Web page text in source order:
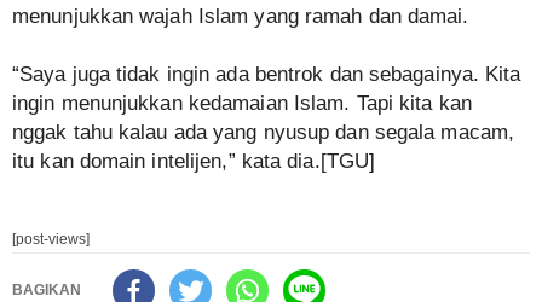
menunjukkan wajah Islam yang ramah dan damai.
“Saya juga tidak ingin ada bentrok dan sebagainya. Kita
ingin menunjukkan kedamaian Islam. Tapi kita kan
nggak tahu kalau ada yang nyusup dan segala macam,
itu kan domain intelijen,” kata dia.[TGU]
[post-views]
BAGIKAN